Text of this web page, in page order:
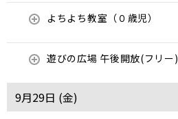
よちよち教室（０歳児）
遊びの広場 午後開放(フリー)
9月29日 (金)